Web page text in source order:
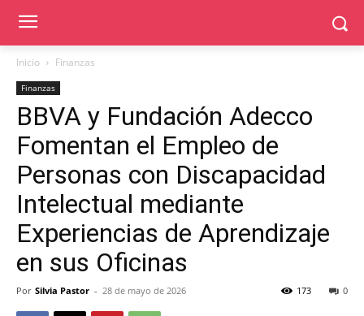
Inicio Finanzas
Finanzas
BBVA y Fundación Adecco
Fomentan el Empleo de
Personas con Discapacidad
Intelectual mediante
Experiencias de Aprendizaje
en sus Oficinas
Por Silvia Pastor - 28 de mayo de 2026 0
173